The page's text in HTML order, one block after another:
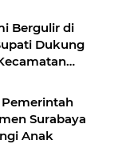
Bergulir di
Dukung
Pemerintah
Surabaya
Anak